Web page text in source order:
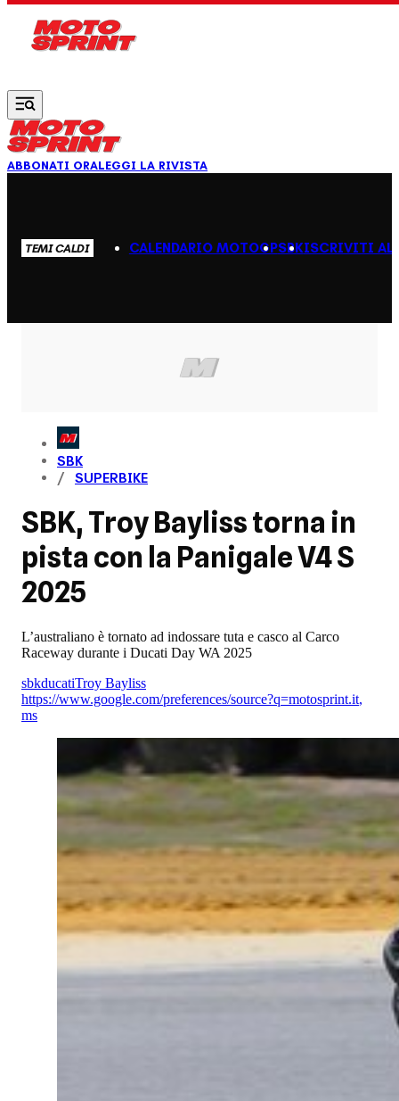
ABBONATI ORALEGGI LA RIVISTA
TEMI CALDI CALENDARIO MOTOGPSBKISCRIVITI AL
SBK
SUPERBIKE
SBK, Troy Bayliss torna in
pista con la Panigale V4 S
2025
L’australiano è tornato ad indossare tuta e casco al Carco
Raceway durante i Ducati Day WA 2025
sbkducatiTroy Bayliss
https://www.google.com/preferences/source?q=motosprint.it,
ms